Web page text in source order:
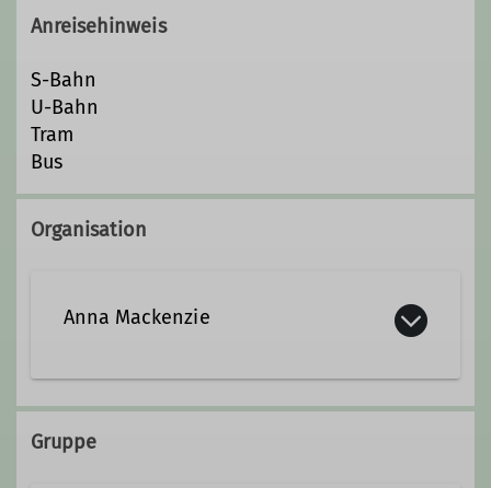
Anreisehinweis
S-Bahn
U-Bahn
Tram
Bus
Organisation
Anna Mackenzie
Kontakt aufnehmen
Gruppe